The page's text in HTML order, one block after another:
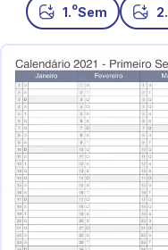
1.oSem 2.